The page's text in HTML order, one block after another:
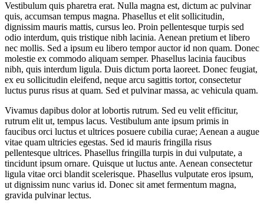
Vestibulum quis pharetra erat. Nulla magna est, dictum ac pulvinar
quis, accumsan tempus magna. Phasellus et elit sollicitudin,
dignissim mauris mattis, cursus leo. Proin pellentesque turpis sed
odio interdum, quis tristique nibh lacinia. Aenean pretium et libero
nec mollis. Sed a ipsum eu libero tempor auctor id non quam. Donec
molestie ex commodo aliquam semper. Phasellus lacinia faucibus
nibh, quis interdum ligula. Duis dictum porta laoreet. Donec feugiat,
ex eu sollicitudin eleifend, neque arcu sagittis tortor, consectetur
luctus purus risus at quam. Sed et pulvinar massa, ac vehicula quam.
Vivamus dapibus dolor at lobortis rutrum. Sed eu velit efficitur,
rutrum elit ut, tempus lacus. Vestibulum ante ipsum primis in
faucibus orci luctus et ultrices posuere cubilia curae; Aenean a augue
vitae quam ultricies egestas. Sed id mauris fringilla risus
pellentesque ultrices. Phasellus fringilla turpis in dui vulputate, a
tincidunt ipsum ornare. Quisque ut luctus ante. Aenean consectetur
ligula vitae orci blandit scelerisque. Phasellus vulputate eros ipsum,
ut dignissim nunc varius id. Donec sit amet fermentum magna,
gravida pulvinar lectus.